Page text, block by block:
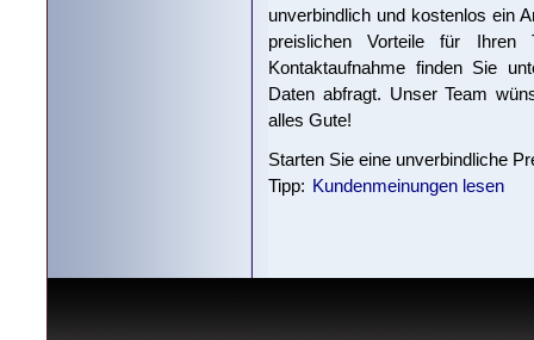
unverbindlich und kostenlos ein
preislichen Vorteile für
Kontaktaufnahme finden Sie
Daten abfragt. Unser Team
alles Gute!
Starten Sie eine unverbindliche
Tipp: Kundenmeinungen lesen